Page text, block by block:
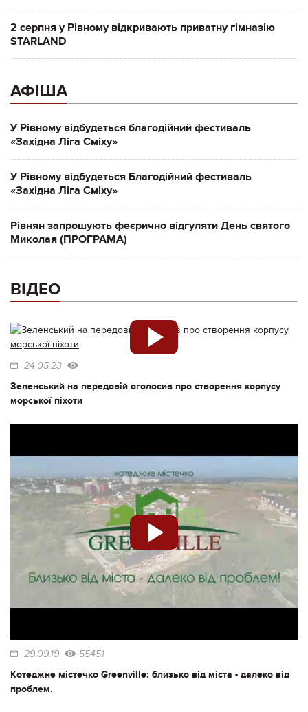
2 серпня у Рівному відкривають приватну гімназію
STARLAND
АФІША
У Рівному відбудеться благодійний фестиваль
«Західна Ліга Сміху»
У Рівному відбудеться Благодійний фестиваль
«Західна Ліга Сміху»
Рівнян запрошують феєрично відгуляти День святого
Миколая (ПРОГРАМА)
ВІДЕО
24.05.23
Зеленський на передовій оголосив про створення корпусу
морської піхоти
29.09.19 55451
Котеджне містечко Greenville: близько від міста - далеко від
проблем.